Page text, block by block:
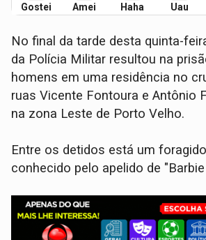
Gostei Amei Haha Uau
​No final da tarde desta quinta-
da Polícia Militar resultou na
homens em uma residência no
ruas Vicente Fontoura e Antônio
na zona Leste de Porto Velho.
Entre os detidos está um
conhecido pelo apelido de "Barbie